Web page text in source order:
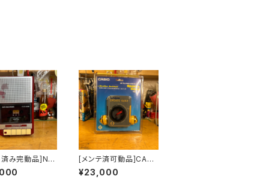
済み完動品]Nin
ノラルスピー
ットレコーダー
[メンテ済可動品]CASI
O SPORTS GEARカ
セットプレーヤー W-9
¥23,000